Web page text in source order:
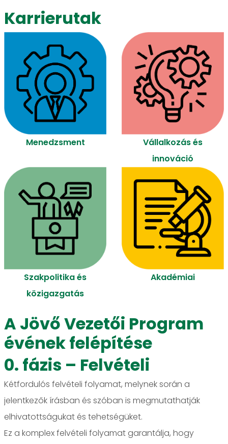
Karrierutak
Menedzsment
Vállalkozás és
innováció
Szakpolitika és
közigazgatás
Akadémiai
A Jövő Vezetői Program
évének felépítése
0. fázis – Felvételi
Kétfordulós felvételi folyamat, melynek során a
jelentkezők írásban és szóban is megmutathatják
elhivatottságukat és tehetségüket.
Ez a komplex felvételi folyamat garantálja, hogy